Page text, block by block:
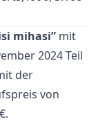
mihasi” mit
2024 Teil
der
von